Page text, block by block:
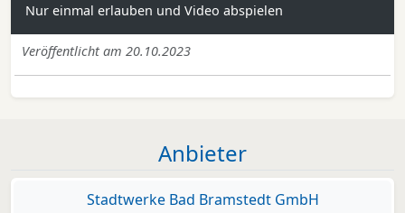
Nur einmal erlauben und Video abspielen
Veröffentlicht am 20.10.2023
Anbieter
Stadtwerke Bad Bramstedt GmbH